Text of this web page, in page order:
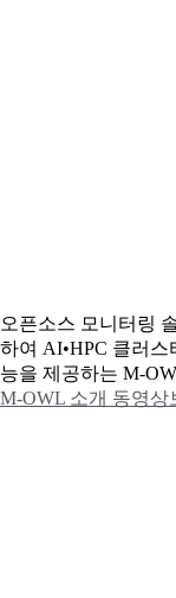
오픈소스 모니터링
하여 AI•HPC 클러스
능을 제공하는 M-
M-OWL 소개 동영상